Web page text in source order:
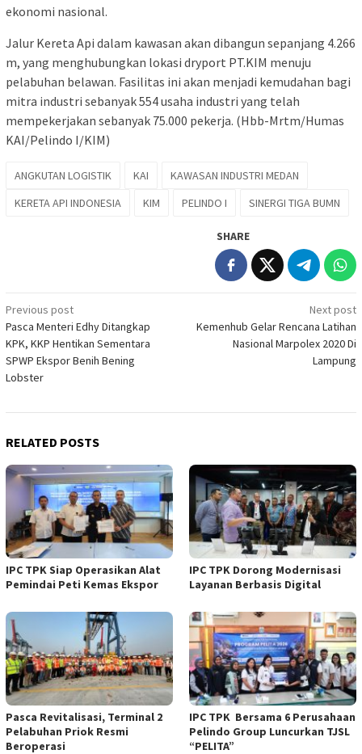
ekonomi nasional.
Jalur Kereta Api dalam kawasan akan dibangun sepanjang 4.266
m, yang menghubungkan lokasi dryport PT.KIM menuju
pelabuhan belawan. Fasilitas ini akan menjadi kemudahan bagi
mitra industri sebanyak 554 usaha industri yang telah
mempekerjakan sebanyak 75.000 pekerja. (Hbb-Mrtm/Humas
KAI/Pelindo I/KIM)
ANGKUTAN LOGISTIK KAI
KAWASAN INDUSTRI MEDAN
KERETA API INDONESIA
KIM PELINDO I SINERGI TIGA BUMN
SHARE
Post
navigation
Previous post
Pasca Menteri Edhy Ditangkap
KPK, KKP Hentikan Sementara
SPWP Ekspor Benih Bening
Lobster
Next post
Kemenhub Gelar Rencana Latihan
Nasional Marpolex 2020 Di
Lampung
RELATED POSTS
IPC TPK Siap Operasikan Alat
Pemindai Peti Kemas Ekspor
IPC TPK Dorong Modernisasi
Layanan Berbasis Digital
Pasca Revitalisasi, Terminal 2
Pelabuhan Priok Resmi
Beroperasi
IPC TPK Bersama 6 Perusahaan
Pelindo Group Luncurkan TJSL
“PELITA”